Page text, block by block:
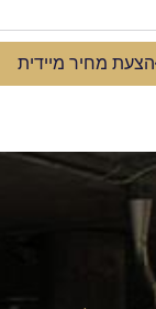
הצעת מחיר מיידית